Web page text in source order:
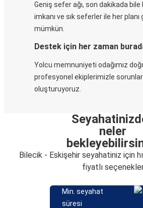
Geniş sefer ağı, son dakikada
imkanı ve sık seferler ile her
mümkün.
Destek için her zaman
Yolcu memnuniyeti odağımız
profesyonel ekiplerimizle
oluşturuyoruz.
neler
Bilecik - Eskişehir seyahatiniz için
fiyatlı
Min. seyahat
süresi